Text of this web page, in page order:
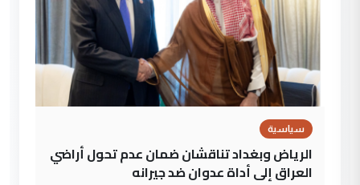
سياسية
الرياض وبغداد تناقشان ضمان عدم تحول أراضي
العراق إلى أداة عدوان ضد جيرانه